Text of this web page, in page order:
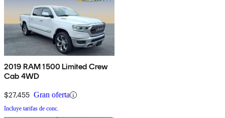
2019 RAM 1500 Limited Crew
Cab 4WD
$27,455 Gran oferta
Incluye tarifas de conc.